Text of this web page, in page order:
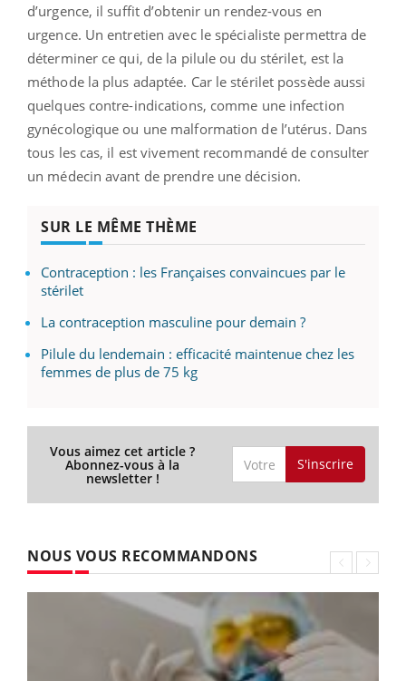
d’urgence, il suffit d’obtenir un rendez-vous en
urgence. Un entretien avec le spécialiste permettra de
déterminer ce qui, de la pilule ou du stérilet, est la
méthode la plus adaptée. Car le stérilet possède aussi
quelques contre-indications, comme une infection
gynécologique ou une malformation de l’utérus. Dans
tous les cas, il est vivement recommandé de consulter
un médecin avant de prendre une décision.
SUR LE MÊME THÈME
Contraception : les Françaises convaincues par le
stérilet
La contraception masculine pour demain ?
Pilule du lendemain : efficacité maintenue chez les
femmes de plus de 75 kg
Vous aimez cet article ?
Abonnez-vous à la
newsletter !
S'inscrire
NOUS VOUS RECOMMANDONS